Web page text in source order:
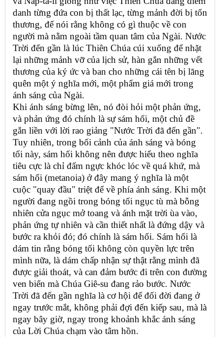
danh từng đứa con bị thất lạc, từng mảnh đời bị tổn
thương, để nói rằng không có gì thuộc về con
người mà nằm ngoài tầm quan tâm của Ngài. Nước
Trời đến gần là lúc Thiên Chúa cúi xuống để nhặt
lại những mảnh vỡ của lịch sử, hàn gắn những vết
thương của ký ức và ban cho những cái tên bị lãng
quên một ý nghĩa mới, một phẩm giá mới trong
ánh sáng của Ngài.
Khi ánh sáng bừng lên, nó đòi hỏi một phản ứng,
và phản ứng đó chính là sự sám hối, một chủ đề
gắn liền với lời rao giảng "Nước Trời đã đến gần".
Tuy nhiên, trong bối cảnh của ánh sáng và bóng
tối này, sám hối không nên được hiểu theo nghĩa
tiêu cực là chỉ đấm ngực khóc lóc về quá khứ, mà
sám hối (metanoia) ở đây mang ý nghĩa là một
cuộc "quay đầu" triệt để về phía ánh sáng. Khi một
người đang ngồi trong bóng tối ngục tù mà bỗng
nhiên cửa ngục mở toang và ánh mặt trời ùa vào,
phản ứng tự nhiên và cần thiết nhất là đứng dậy và
bước ra khỏi đó; đó chính là sám hối. Sám hối là
dám tin rằng bóng tối không còn quyền lực trên
mình nữa, là dám chấp nhận sự thật rằng mình đã
được giải thoát, và can đảm bước đi trên con đường
ven biển mà Chúa Giê-su đang rảo bước. Nước
Trời đã đến gần nghĩa là cơ hội để đổi đời đang ở
ngay trước mắt, không phải đợi đến kiếp sau, mà là
ngay bây giờ, ngay trong khoảnh khắc ánh sáng
của Lời Chúa chạm vào tâm hồn.